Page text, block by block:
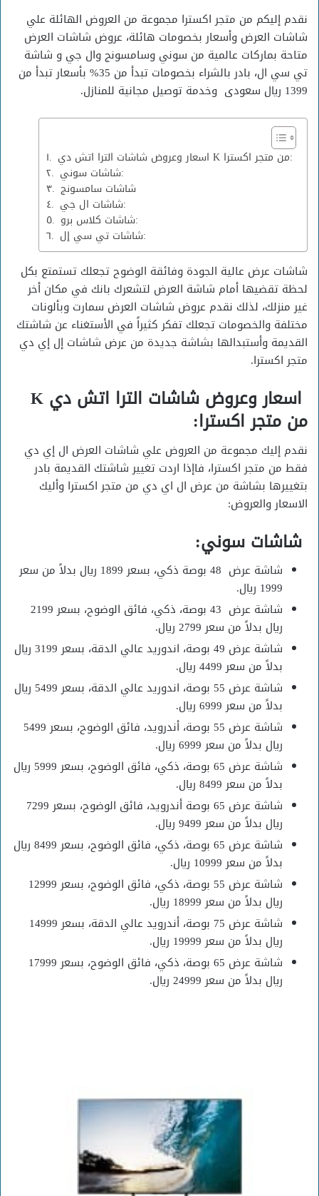
نقدم إليكم من متجر اكسترا مجموعة من العروض الهائلة علي
شاشات العرض وأسعار بخصومات هائلة، عروض شاشات العرض
متاحة بماركات عالمية من سوني وسامسونج وال جي و شاشة
تي سي ال، بادر بالشراء بخصومات تبدأ من 35% بأسعار تبدأ من
1399 ريال سعودى وخدمة توصيل مجانية للمنازل.
اسعار وعروض شاشات الترا اتش دي K من متجر اكسترا:
شاشات سوني:
شاشات سامسونج
شاشات ال جي:
شاشات كلاس برو:
شاشات تي سي إل:
شاشات عرض عالية الجودة وفائقة الوضوح تجعلك تستمتع بكل
لحظة تقضيها أمام شاشة العرض لتشعرك بانك في مكان أخر
غير منزلك، لذلك نقدم عروض شاشات العرض سمارت وبألونات
مختلفة والخصومات تجعلك تفكر كثيراً في الأستغناء عن شاشتك
القديمة وأستبدالها بشاشة جديدة من عرض شاشات إل إي دي
متجر اكسترا.
اسعار وعروض شاشات الترا اتش دي K
من متجر اكسترا:
نقدم إليك مجموعة من العروض علي شاشات العرض ال إي دي
فقط من متجر اكسترا، فاإذا اردت تغيير شاشتك القديمة بادر
بتغييرها بشاشة من عرض ال اي دي من متجر اكسترا وأليك
الاسعار والعروض:
شاشات سوني:
شاشة عرض 48 بوصة ذكي، بسعر 1899 ريال بدلاً من سعر
1999 ريال.
شاشة عرض 43 بوصة، ذكي، فائق الوضوح، بسعر 2199
ريال بدلاً من سعر 2799 ريال.
شاشة عرض 49 بوصة، اندوريد عالي الدقة، بسعر 3199 ريال
بدلاً من سعر 4499 ريال.
شاشة عرض 55 بوصة، اندوريد عالي الدقة، بسعر 5499 ريال
بدلاً من سعر 6999 ريال.
شاشة عرض 55 بوصة، أندرويد، فائق الوضوح، بسعر 5499
ريال بدلاً من سعر 6999 ريال.
شاشة عرض 65 بوصة، ذكي، فائق الوضوح، بسعر 5999 ريال
بدلاً من سعر 8499 ريال.
شاشة عرض 65 بوصة أندرويد، فائق الوضوح، بسعر 7299
ريال بدلاً من سعر 9499 ريال.
شاشة عرض 65 بوصة، ذكي، فائق الوضوح، بسعر 8499 ريال
بدلاً من سعر 10999 ريال.
شاشة عرض 55 بوصة، ذكي، فائق الوضوح، بسعر 12999
ريال بدلاً من سعر 18999 ريال.
شاشة عرض 75 بوصة، أندرويد عالي الدقة، بسعر 14999
ريال بدلاً من سعر 19999 ريال.
شاشة عرض 65 بوصة، ذكي، فائق الوضوح، بسعر 17999
ريال بدلاً من سعر 24999 ريال.